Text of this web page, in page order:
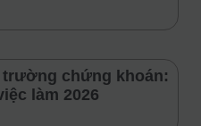
trường chứng khoán:
làm 2026